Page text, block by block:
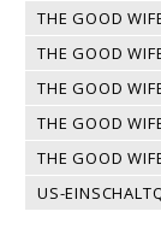
THE GOOD
THE GOOD
THE GOOD
THE GOOD
THE GOOD
US-